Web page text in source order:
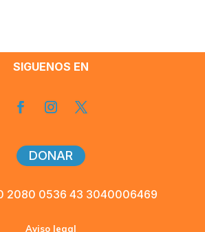
SIGUENOS EN
DONAR
2080 0536 43 3040006469
Aviso legal